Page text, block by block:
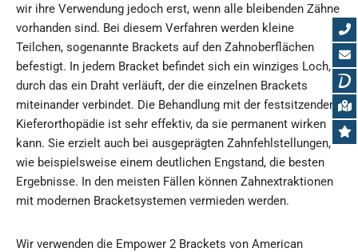
wir ihre Verwendung jedoch erst, wenn alle bleibenden Zähne
vorhanden sind. Bei diesem Verfahren werden kleine
Teilchen, sogenannte Brackets auf den Zahnoberflächen
befestigt. In jedem Bracket befindet sich ein winziges Loch,
durch das ein Draht verläuft, der die einzelnen Brackets
miteinander verbindet. Die Behandlung mit der festsitzenden
Kieferorthopädie ist sehr effektiv, da sie permanent wirken
kann. Sie erzielt auch bei ausgeprägten Zahnfehlstellungen,
wie beispielsweise einem deutlichen Engstand, die besten
Ergebnisse. In den meisten Fällen können Zahnextraktionen
mit modernen Bracketsystemen vermieden werden.
Wir verwenden die Empower 2 Brackets von American